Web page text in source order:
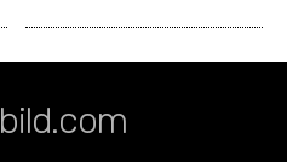
bild.com